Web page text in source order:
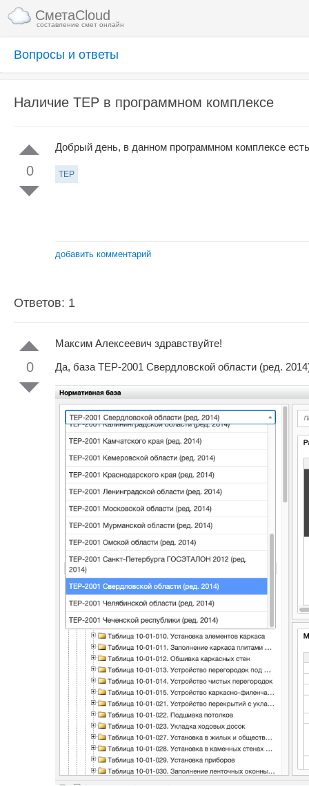
СметаCloud
составление смет онлайн
Вопросы и ответы
Наличие ТЕР в программном комплексе
0
Добрый день, в данном программном комплексе
ТЕР
добавить комментарий
Ответов: 1
0
Максим Алексеевич здравствуйте!
Да, база ТЕР-2001 Свердловской области (ред.